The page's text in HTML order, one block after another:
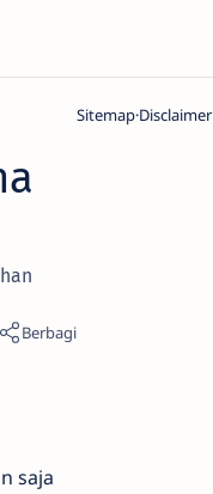
saja
SitemapDisclaimer